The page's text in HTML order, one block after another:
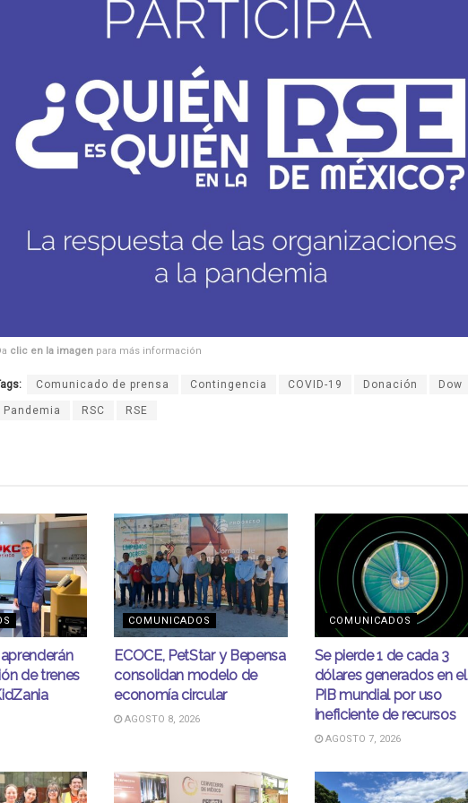
clic en la imagen para más información
Comunicado de prensa Contingencia COVID-19 Donación Dow
Pandemia RSC RSE
de trenes
COMUNICADOS
ECOCE, PetStar y Bepensa
consolidan modelo de
economía circular
AGOSTO 8, 2026
COMUNICADOS
Se pierde 1 de cada 3
dólares generados en el
PIB mundial por uso
ineficiente de recursos
AGOSTO 7, 2026